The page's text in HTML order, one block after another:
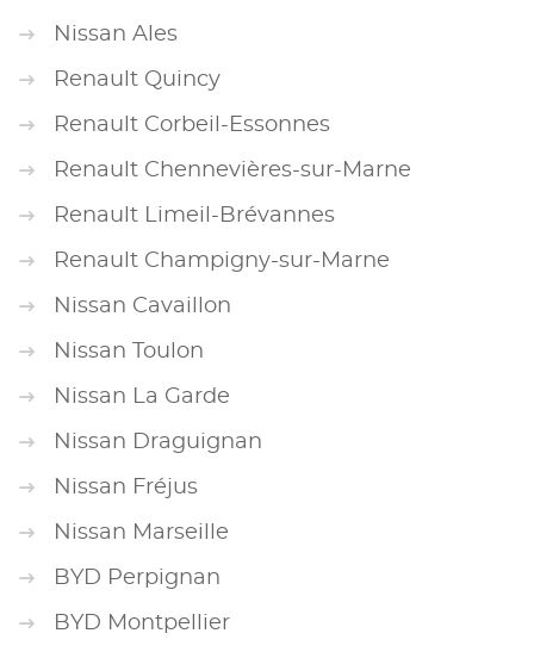
Nissan Ales
Renault Quincy
Renault Corbeil-Essonnes
Renault Chennevières-sur-Marne
Renault Limeil-Brévannes
Renault Champigny-sur-Marne
Nissan Cavaillon
Nissan Toulon
Nissan La Garde
Nissan Draguignan
Nissan Fréjus
Nissan Marseille
BYD Perpignan
BYD Montpellier